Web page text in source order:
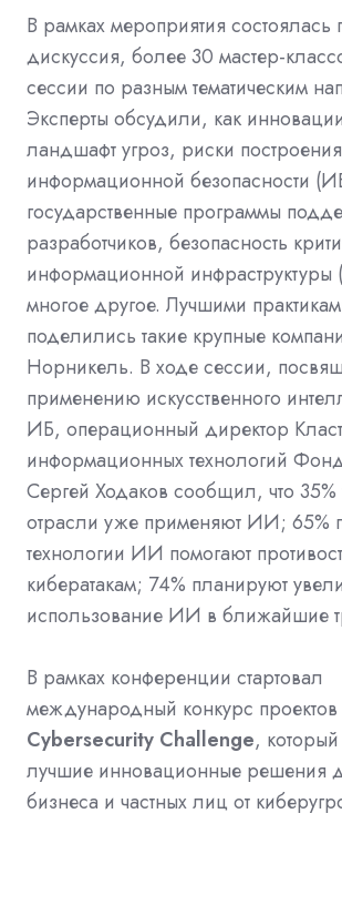
В рамках мероприятия состоялась
дискуссия, более 30 мастер-
сессии по разным тематическим
Эксперты обсудили, как
ландшафт угроз, риски
информационной безопасности
государственные программы
разработчиков, безопасность
информационной
многое другое. Лучшими
поделились такие крупные
Норникель. В ходе сессии,
применению искусственного
ИБ, операционный директор
информационных технологий
Сергей Ходаков сообщил, что 35%
отрасли уже применяют ИИ; 65%
технологии ИИ помогают
кибератакам; 74% планируют
использование ИИ в ближайшие
В рамках конференции стартовал
международный конкурс проектов
Cybersecurity Challenge,
лучшие инновационные решения
бизнеса и частных лиц от